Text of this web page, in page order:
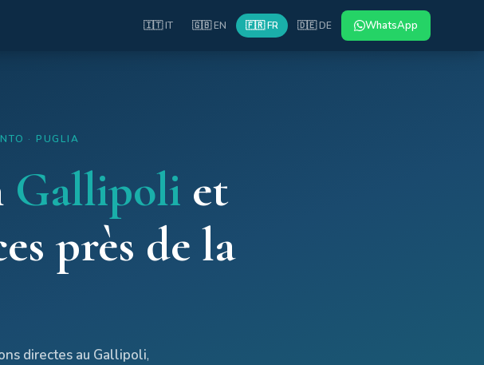
🇮🇹 IT 🇬🇧 EN 🇫🇷 FR 🇩🇪 DE WhatsApp
· PUGLIA
Gallipoli et
près de la
directes au Gallipoli,